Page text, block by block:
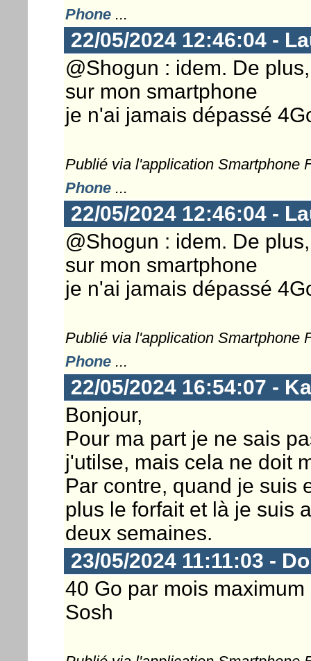
Phone...
22/05/2024 12:46:04 -
@Shogun : idem. De
sur mon smartphone
je n'ai jamais dépassé
Publié via l'application Smartphone
Phone...
22/05/2024 12:46:04 -
@Shogun : idem. De
sur mon smartphone
je n'ai jamais dépassé
Publié via l'application Smartphone
Phone...
22/05/2024 16:54:07 -
Bonjour,
Pour ma part je ne sais
j'utilse, mais cela ne doit
Par contre, quand je suis
plus le forfait et là je suis
deux semaines.
23/05/2024 11:11:03 -
40 Go par mois
Sosh